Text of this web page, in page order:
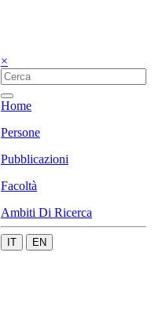
×
Home
Persone
Pubblicazioni
Facoltà
Ambiti Di Ricerca
IT EN